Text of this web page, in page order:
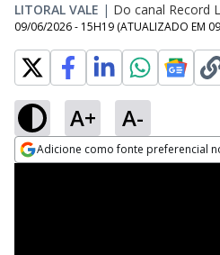
LITORAL VALE | Do canal Record
09/06/2026 - 15H19 (ATUALIZADO EM
A+ A-
Adicione como fonte preferencial